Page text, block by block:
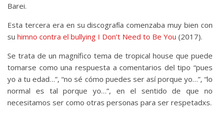
Barei.
Esta tercera era en su discografía comenzaba muy bien con
su himno contra el bullying I Don’t Need to Be You (2017).
Se trata de un magnífico tema de tropical house que puede
tomarse como una respuesta a comentarios del tipo “pues
yo a tu edad…”, “no sé cómo puedes ser así porque yo…”, “lo
normal es tal porque yo…”, en el sentido de que no
necesitamos ser como otras personas para ser respetadxs.